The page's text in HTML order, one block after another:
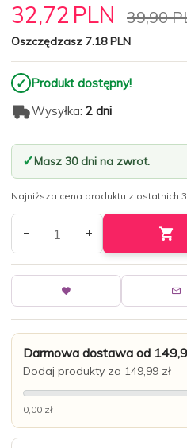
32,72 PLN 39,90
Oszczędzasz 7.18 PLN
✓ Produkt dostępny!
Wysyłka: 2 dni
Masz 30 dni na zwrot.
Najniższa cena produktu z ostatnich
Darmowa dostawa od
Dodaj produkty za 149,99 zł
0,00 zł